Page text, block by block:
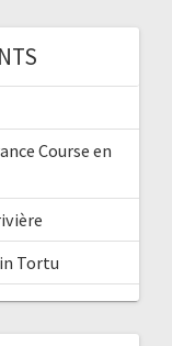
Course en
Tortu